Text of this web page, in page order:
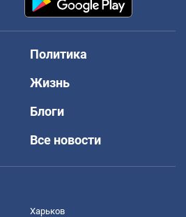
Политика
Жизнь
Блоги
Все новости
Харьков